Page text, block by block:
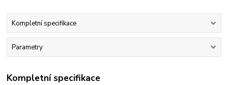
Kompletní specifikace
Parametry
Kompletní specifikace